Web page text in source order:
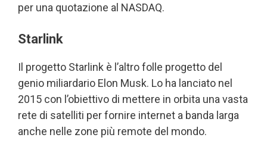
per una quotazione al NASDAQ.
Starlink
Il progetto Starlink è l’altro folle progetto del
genio miliardario Elon Musk. Lo ha lanciato nel
2015 con l’obiettivo di mettere in orbita una vasta
rete di satelliti per fornire internet a banda larga
anche nelle zone più remote del mondo.